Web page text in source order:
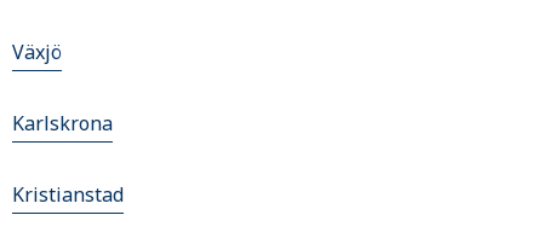
Växjö
Karlskrona
Kristianstad